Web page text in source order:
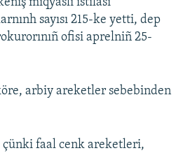
mıqyaslı istilâsı
sayısı 215-ke yetti, dep
ofisi aprelniñ 25-
arbiy areketler sebebinden
faal cenk areketleri,